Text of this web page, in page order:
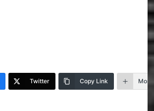
Twitter Copy Link More